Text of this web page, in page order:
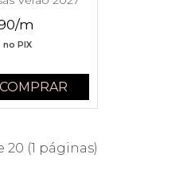
m
no PIX
COMPRAR
20 (1 páginas)